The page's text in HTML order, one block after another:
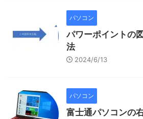
パソコン
パワーポイントの
法
2024/6/13
パソコン
富士通パソコンの